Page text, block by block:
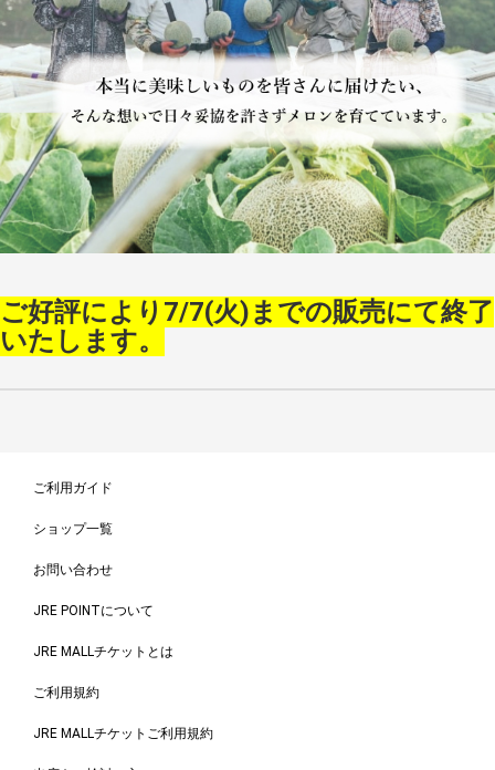
ご好評により7/7(火)までの販売にて終了
いたします。
ご利用ガイド
ショップ一覧
お問い合わせ
JRE POINTについて
JRE MALLチケットとは
ご利用規約
JRE MALLチケットご利用規約